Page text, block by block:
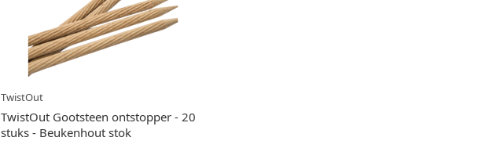
TwistOut
TwistOut Gootsteen ontstopper - 20
stuks - Beukenhout stok